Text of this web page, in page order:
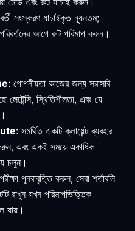
সংস্করণ যাচাইকৃত ন্যূনতম;
আগে রুট পরিমাপ করুন।
: গোপনীয়তা কাজের জন্য সরাসরি
স্থিতিশীলতা, এবং যে
: সমর্থিত একটি ক্লায়েন্ট ব্যবহার
এবং একই সময়ে একাধিক
চলুন।
পুনরাবৃত্তি করুন, সেবা শর্তাবলি
রাখুন যখন পরিমাপভিত্তিক
যায়।